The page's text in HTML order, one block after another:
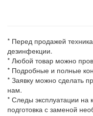
* Перед продажей
дезинфекции.
* Любой товар можно
* Подробные и полные
* Заявку можно сделать
нам.
* Следы эксплуатации на
подготовка с заменой